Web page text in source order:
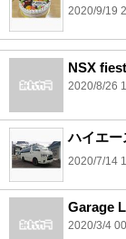
2020/9/19
NSX
2020/8/26
ハイエー
2020/7/14
Garage
2020/3/4